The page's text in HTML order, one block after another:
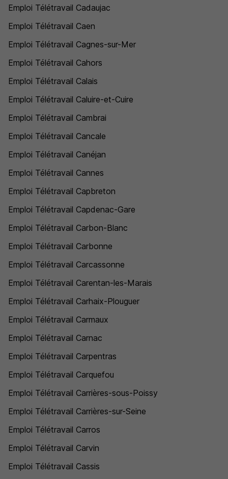
Emploi Télétravail Cadaujac
Emploi Télétravail Caen
Emploi Télétravail Cagnes-sur-Mer
Emploi Télétravail Cahors
Emploi Télétravail Calais
Emploi Télétravail Caluire-et-Cuire
Emploi Télétravail Cambrai
Emploi Télétravail Cancale
Emploi Télétravail Canéjan
Emploi Télétravail Cannes
Emploi Télétravail Capbreton
Emploi Télétravail Capdenac-Gare
Emploi Télétravail Carbon-Blanc
Emploi Télétravail Carbonne
Emploi Télétravail Carcassonne
Emploi Télétravail Carentan-les-Marais
Emploi Télétravail Carhaix-Plouguer
Emploi Télétravail Carmaux
Emploi Télétravail Carnac
Emploi Télétravail Carpentras
Emploi Télétravail Carquefou
Emploi Télétravail Carrières-sous-Poissy
Emploi Télétravail Carrières-sur-Seine
Emploi Télétravail Carros
Emploi Télétravail Carvin
Emploi Télétravail Cassis